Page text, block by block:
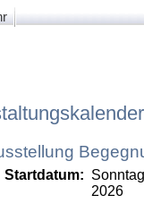
Startdatum:
2026